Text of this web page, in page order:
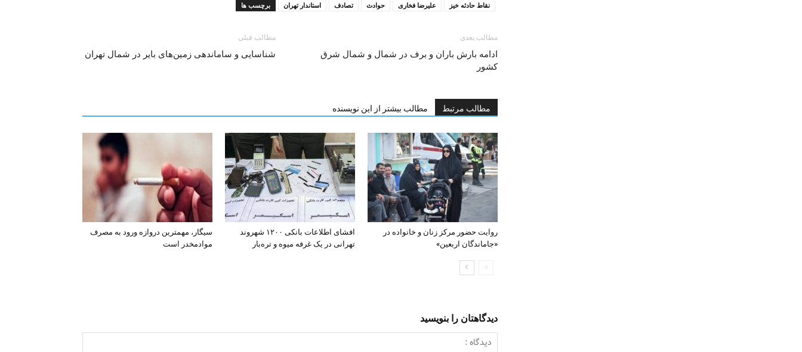
برچسب ها استاندار تهران تصادف حوادث علیرضا فخاری نقاط حادثه خیز
مطالب قبلی
شناسایی و ساماندهی زمین‌های بایر در شمال تهران
مطالب بعدی
ادامه بارش باران و برف در شمال و شمال شرق
کشور
مطالب مرتبط مطالب بیشتر از این نویسنده
سیگار، مهمترین دروازه ورود به مصرف
موادمخدر است
افشای اطلاعات بانکی ۱۲۰۰ شهروند
تهرانی در یک غرفه میوه و تره‌بار
روایت حضور مرکز زنان و خانواده در
«جاماندگان اربعین»
دیدگاهتان را بنویسید